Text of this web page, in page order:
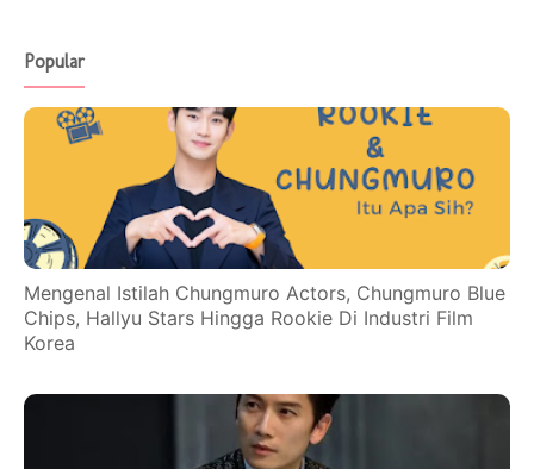
Popular
Mengenal Istilah Chungmuro Actors, Chungmuro Blue
Chips, Hallyu Stars Hingga Rookie Di Industri Film
Korea